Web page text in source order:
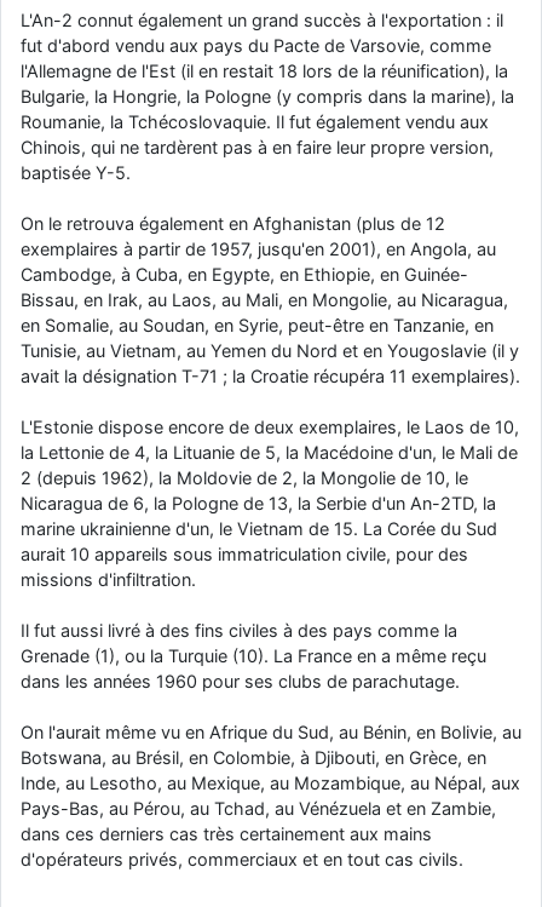
L'An-2 connut également un grand succès à l'exportation : il
fut d'abord vendu aux pays du Pacte de Varsovie, comme
l'Allemagne de l'Est (il en restait 18 lors de la réunification), la
Bulgarie, la Hongrie, la Pologne (y compris dans la marine), la
Roumanie, la Tchécoslovaquie. Il fut également vendu aux
Chinois, qui ne tardèrent pas à en faire leur propre version,
baptisée Y-5.
On le retrouva également en Afghanistan (plus de 12
exemplaires à partir de 1957, jusqu'en 2001), en Angola, au
Cambodge, à Cuba, en Egypte, en Ethiopie, en Guinée-
Bissau, en Irak, au Laos, au Mali, en Mongolie, au Nicaragua,
en Somalie, au Soudan, en Syrie, peut-être en Tanzanie, en
Tunisie, au Vietnam, au Yemen du Nord et en Yougoslavie (il y
avait la désignation T-71 ; la Croatie récupéra 11 exemplaires).
L'Estonie dispose encore de deux exemplaires, le Laos de 10,
la Lettonie de 4, la Lituanie de 5, la Macédoine d'un, le Mali de
2 (depuis 1962), la Moldovie de 2, la Mongolie de 10, le
Nicaragua de 6, la Pologne de 13, la Serbie d'un An-2TD, la
marine ukrainienne d'un, le Vietnam de 15. La Corée du Sud
aurait 10 appareils sous immatriculation civile, pour des
missions d'infiltration.
Il fut aussi livré à des fins civiles à des pays comme la
Grenade (1), ou la Turquie (10). La France en a même reçu
dans les années 1960 pour ses clubs de parachutage.
On l'aurait même vu en Afrique du Sud, au Bénin, en Bolivie, au
Botswana, au Brésil, en Colombie, à Djibouti, en Grèce, en
Inde, au Lesotho, au Mexique, au Mozambique, au Népal, aux
Pays-Bas, au Pérou, au Tchad, au Vénézuela et en Zambie,
dans ces derniers cas très certainement aux mains
d'opérateurs privés, commerciaux et en tout cas civils.